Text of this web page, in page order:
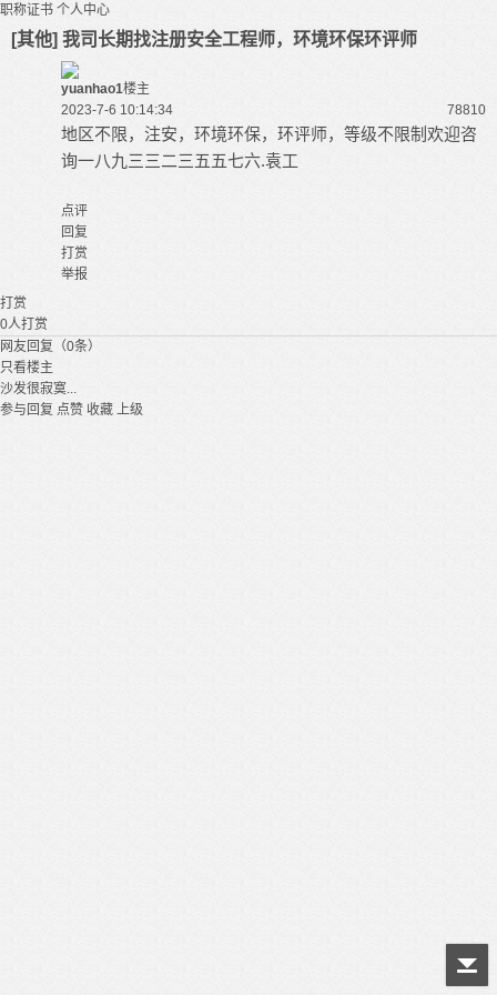
职称证书 个人中心
[其他] 我司长期找注册安全工程师，环境环保环评师
yuanhao1楼主
2023-7-6 10:14:34
78810
地区不限，注安，环境环保，环评师，等级不限制欢迎咨
询一八九三三二三五五七六.袁工
点评
回复
打赏
举报
打赏
0人打赏
网友回复（0条）
只看楼主
沙发很寂寞...
参与回复 点赞 收藏 上级